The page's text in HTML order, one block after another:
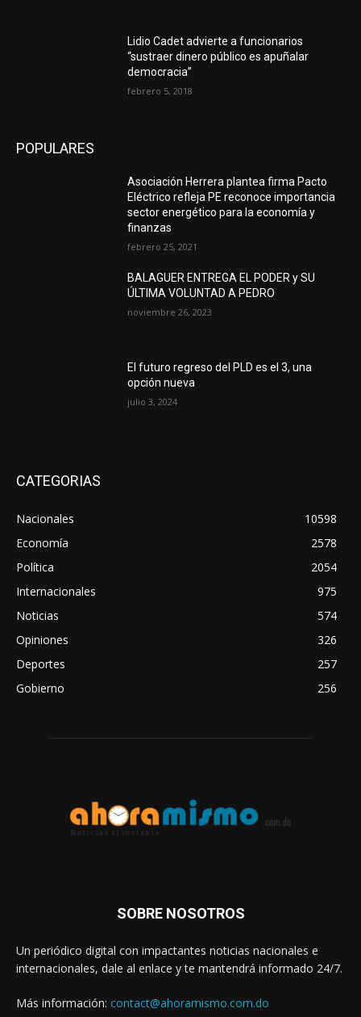
Lidio Cadet advierte a funcionarios
“sustraer dinero público es apuñalar
democracia”
febrero 5, 2018
POPULARES
Asociación Herrera plantea firma Pacto
Eléctrico refleja PE reconoce importancia
sector energético para la economía y
finanzas
febrero 25, 2021
BALAGUER ENTREGA EL PODER y SU
ÚLTIMA VOLUNTAD A PEDRO
noviembre 26, 2023
El futuro regreso del PLD es el 3, una
opción nueva
julio 3, 2024
CATEGORIAS
Nacionales
10598
Economía
2578
Política
2054
Internacionales
975
Noticias
574
Opiniones
326
Deportes
257
Gobierno
256
SOBRE NOSOTROS
Un periódico digital con impactantes noticias nacionales e
internacionales, dale al enlace y te mantendrá informado 24/7.
Más información: contact@ahoramismo.com.do